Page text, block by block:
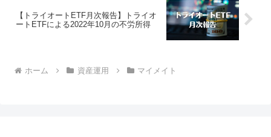
【トライオートETF月次報告】トライオ
ートETFによる2022年10月の不労所得
ホーム 資産運用 マイメイト